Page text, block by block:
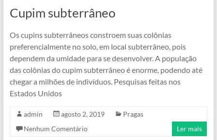
Cupim subterrâneo
Os cupins subterrâneos constroem suas colônias
preferencialmente no solo, em local subterrâneo, pois
dependem da umidade para se desenvolver. A população
das colônias do cupim subterrâneo é enorme, podendo até
chegar a milhões de indivíduos. Pesquisas feitas nos
Estados Unidos
admin agosto 2, 2019
Pragas
Nenhum Comentário
Ler mais